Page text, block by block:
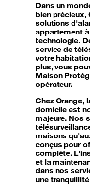
Dans un
bien précieux,
solutions
appartement
technologie.
service de
votre
plus, vous
Maison
opérateur.
Chez Orange,
domicile est
majeure. Nos
maisons
conçus pour
complète.
et la
dans nos
une